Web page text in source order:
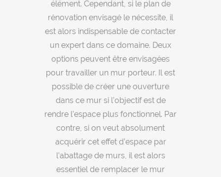
élément. Cependant, si le plan de
rénovation envisagé le nécessite, il
est alors indispensable de contacter
un expert dans ce domaine. Deux
options peuvent être envisagées
pour travailler un mur porteur. Il est
possible de créer une ouverture
dans ce mur si l’objectif est de
rendre l’espace plus fonctionnel. Par
contre, si on veut absolument
acquérir cet effet d’espace par
l’abattage de murs, il est alors
essentiel de remplacer le mur